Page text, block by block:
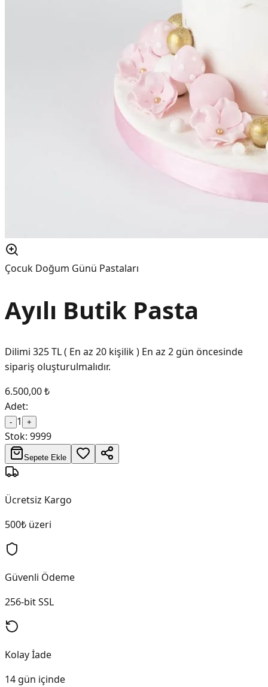
Çocuk Doğum Günü Pastaları
Ayılı Butik Pasta
Dilimi 325 TL ( En az 20 kişilik ) En az 2 gün öncesinde
sipariş oluşturulmalıdır.
6.500,00 ₺
Adet:
- 1 +
Stok: 9999
Sepete Ekle
Ücretsiz Kargo
500₺ üzeri
Güvenli Ödeme
256-bit SSL
Kolay İade
14 gün içinde